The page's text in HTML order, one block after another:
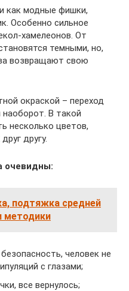
как модные фишки,
Особенно сильное
хамелеонов. От
темными, но,
возвращают свою
окраской – переход
В такой
несколько цветов,
другу.
очевидны:
подтяжка средней
методики
человек не
с глазами;
все вернулось;